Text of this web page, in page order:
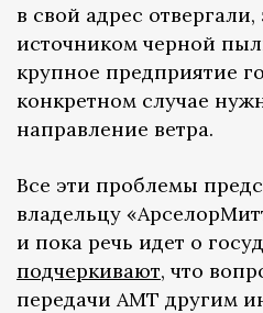
в свой адрес отвергали,
источником черной
крупное предприятие
конкретном случае
направление ветра.
Все эти проблемы
владельцу
и пока речь идет о
подчеркивают, что
передачи АМТ другим